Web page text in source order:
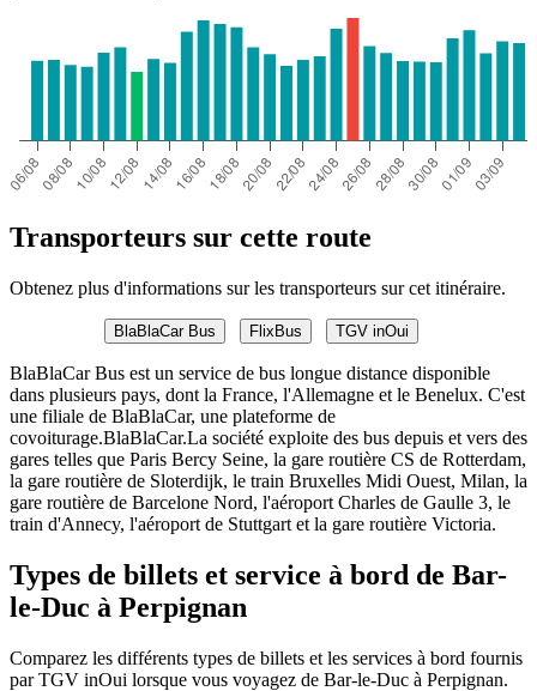
Transporteurs sur cette route
Obtenez plus d'informations sur les transporteurs sur cet itinéraire.
BlaBlaCar Bus FlixBus TGV inOui
BlaBlaCar Bus est un service de bus longue distance disponible
dans plusieurs pays, dont la France, l'Allemagne et le Benelux. C'est
une filiale de BlaBlaCar, une plateforme de
covoiturage.BlaBlaCar.La société exploite des bus depuis et vers des
gares telles que Paris Bercy Seine, la gare routière CS de Rotterdam,
la gare routière de Sloterdijk, le train Bruxelles Midi Ouest, Milan, la
gare routière de Barcelone Nord, l'aéroport Charles de Gaulle 3, le
train d'Annecy, l'aéroport de Stuttgart et la gare routière Victoria.
Types de billets et service à bord de Bar-
le-Duc à Perpignan
Comparez les différents types de billets et les services à bord fournis
par TGV inOui lorsque vous voyagez de Bar-le-Duc à Perpignan.